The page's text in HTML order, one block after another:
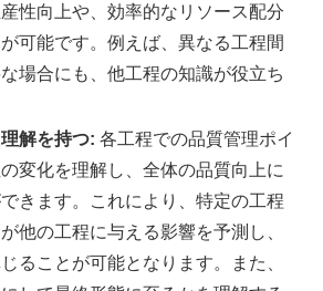
性向上や、効率的なリソース配分
可能です。例えば、異なる工程間
場合にも、他工程の知識が役立ち
解を持つ: 各工程での品質管理ポイ
変化を理解し、全体の品質向上に
きます。これにより、特定の工程
他の工程に与える影響を予測し、
ることが可能となります。また、